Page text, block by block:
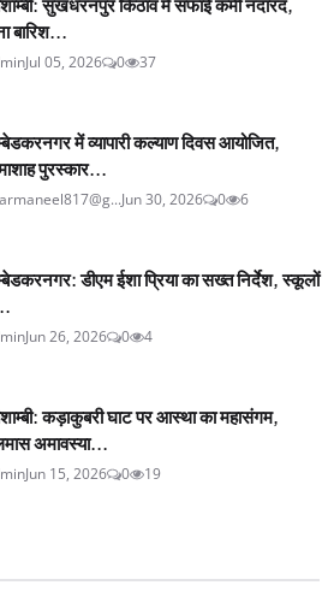
बारिश...
Jul 05, 2026 0 37
में व्यापारी कल्याण दिवस आयोजित,
पुरस्कार...
Jun 30, 2026 0 6
डीएम ईशा प्रिया का सख्त निर्देश, स्कूलों
Jun 26, 2026 0 4
कड़ाकुबरी घाट पर आस्था का महासंगम,
अमावस्या...
Jun 15, 2026 0 19